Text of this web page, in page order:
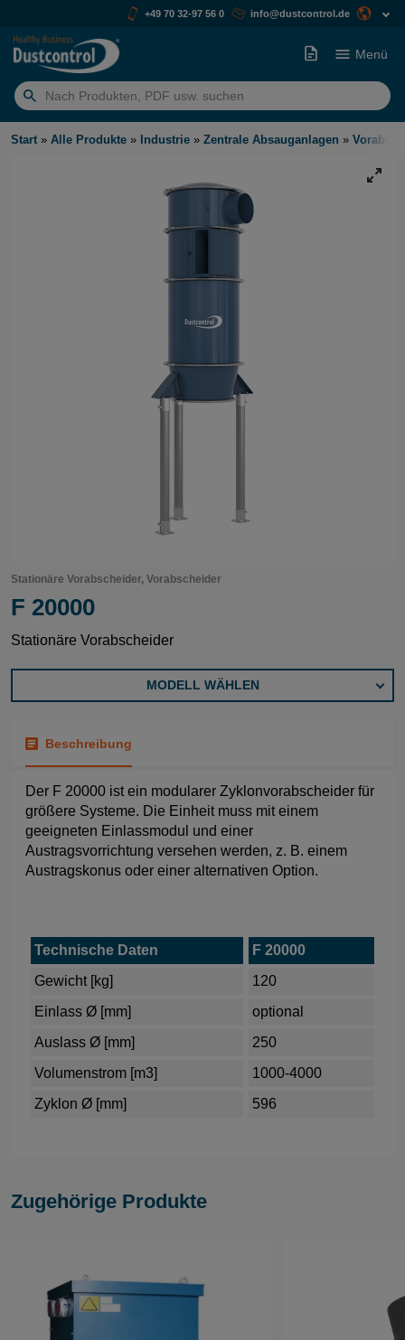
+49 70 32-97 56 0 info@dustcontrol.de
Suchen
nach:
Menü
Start » Alle Produkte » Industrie » Zentrale Absauganlagen »
Stationäre Vorabscheider, Vorabscheider
F 20000
Stationäre Vorabscheider
MODELL WÄHLEN
Beschreibung
Der F 20000 ist ein modularer Zyklonvorabscheider für
größere Systeme. Die Einheit muss mit einem
geeigneten Einlassmodul und einer
Austragsvorrichtung versehen werden, z. B. einem
Austragskonus oder einer alternativen Option.
Technische Daten
F 20000
Gewicht [kg]
120
Einlass Ø [mm]
optional
Auslass Ø [mm]
250
Volumenstrom [m3]
1000-4000
Zyklon Ø [mm]
596
Zugehörige Produkte